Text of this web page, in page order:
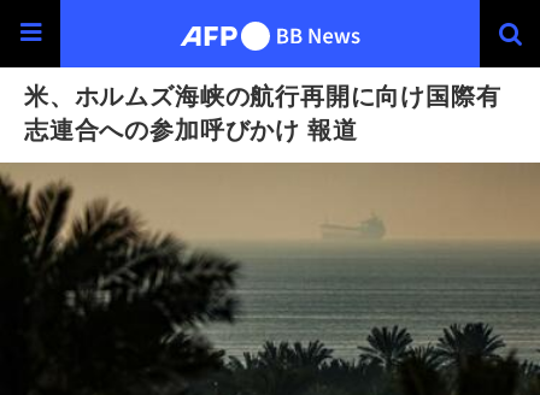
米、ホルムズ海峡の航行再開に向け国際有
志連合への参加呼びかけ 報道